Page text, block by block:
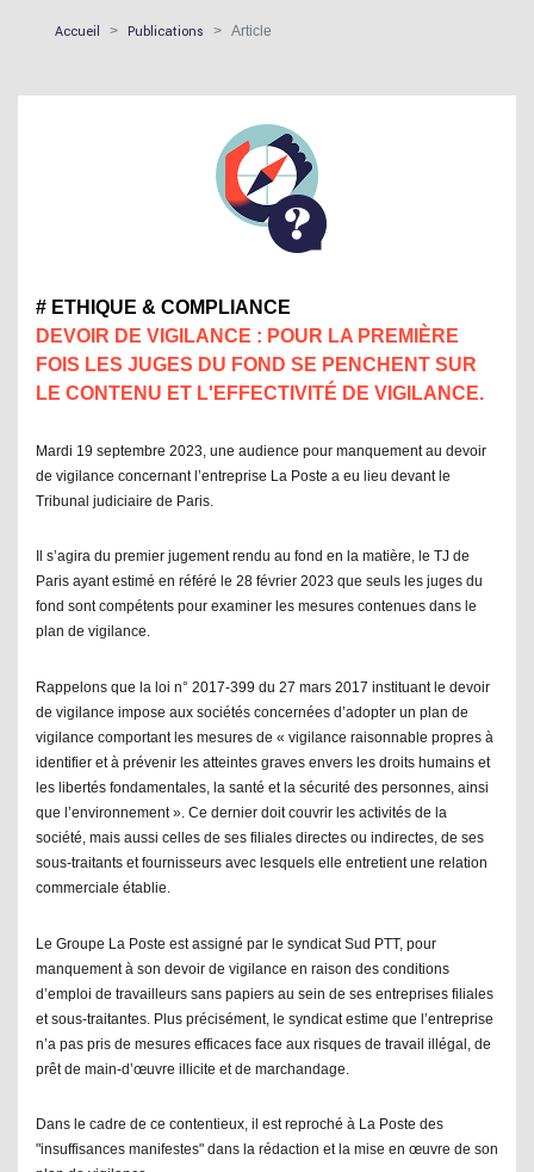
Accueil Publications Article
# ETHIQUE & COMPLIANCE
DEVOIR DE VIGILANCE : POUR LA PREMIÈRE
FOIS LES JUGES DU FOND SE PENCHENT SUR
LE CONTENU ET L'EFFECTIVITÉ DE VIGILANCE.
Mardi 19 septembre 2023, une audience pour manquement au devoir
de vigilance concernant l’entreprise La Poste a eu lieu devant le
Tribunal judiciaire de Paris.
Il s’agira du premier jugement rendu au fond en la matière, le TJ de
Paris ayant estimé en référé le 28 février 2023 que seuls les juges du
fond sont compétents pour examiner les mesures contenues dans le
plan de vigilance.
Rappelons que la loi n° 2017-399 du 27 mars 2017 instituant le devoir
de vigilance impose aux sociétés concernées d’adopter un plan de
vigilance comportant les mesures de « vigilance raisonnable propres à
identifier et à prévenir les atteintes graves envers les droits humains et
les libertés fondamentales, la santé et la sécurité des personnes, ainsi
que l’environnement ». Ce dernier doit couvrir les activités de la
société, mais aussi celles de ses filiales directes ou indirectes, de ses
sous-traitants et fournisseurs avec lesquels elle entretient une relation
commerciale établie.
Le Groupe La Poste est assigné par le syndicat Sud PTT, pour
manquement à son devoir de vigilance en raison des conditions
d’emploi de travailleurs sans papiers au sein de ses entreprises filiales
et sous-traitantes. Plus précisément, le syndicat estime que l’entreprise
n’a pas pris de mesures efficaces face aux risques de travail illégal, de
prêt de main-d’œuvre illicite et de marchandage.
Dans le cadre de ce contentieux, il est reproché à La Poste des
"insuffisances manifestes" dans la rédaction et la mise en œuvre de son